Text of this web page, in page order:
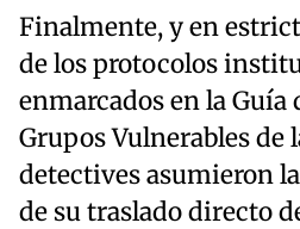
Finalmente, y en
de los protocolos
enmarcados en la Guía
Grupos Vulnerables de
detectives asumieron
de su traslado directo